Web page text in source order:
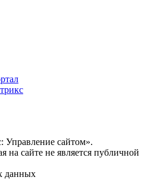
Управление сайтом».
сайте не является публичной
данных